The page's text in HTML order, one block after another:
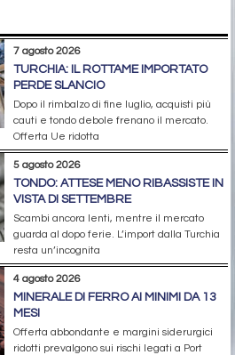
7 agosto 2026
TURCHIA: IL ROTTAME IMPORTATO
PERDE SLANCIO
Dopo il rimbalzo di fine luglio, acquisti più
cauti e tondo debole frenano il mercato.
Offerta Ue ridotta
5 agosto 2026
TONDO: ATTESE MENO RIBASSISTE IN
VISTA DI SETTEMBRE
Scambi ancora lenti, mentre il mercato
guarda al dopo ferie. L’import dalla Turchia
resta un’incognita
4 agosto 2026
MINERALE DI FERRO AI MINIMI DA 13
MESI
Offerta abbondante e margini siderurgici
ridotti prevalgono sui rischi legati a Port